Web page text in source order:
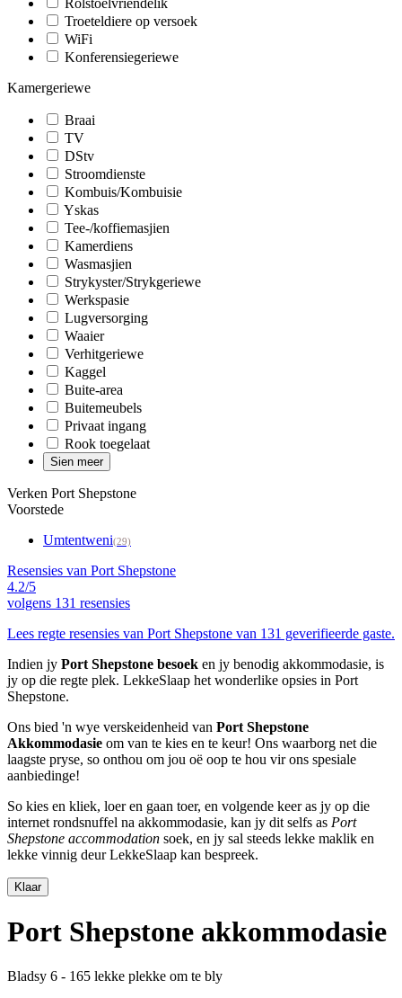
Troeteldiere op versoek
WiFi
Konferensiegeriewe
Kamergeriewe
Braai
TV
DStv
Stroomdienste
Kombuis/Kombuisie
Yskas
Tee-/koffiemasjien
Kamerdiens
Wasmasjien
Strykyster/Strykgeriewe
Werkspasie
Lugversorging
Waaier
Verhitgeriewe
Kaggel
Buite-area
Buitemeubels
Privaat ingang
Rook toegelaat
Sien meer
Verken Port Shepstone
Voorstede
Umtentweni(29)
Resensies van Port Shepstone
4.2/5
volgens 131 resensies
Lees regte resensies van Port Shepstone van 131 geverifieerde gaste.
Indien jy Port Shepstone besoek en jy benodig akkommodasie, is
jy op die regte plek. LekkeSlaap het wonderlike opsies in Port
Shepstone.
Ons bied 'n wye verskeidenheid van Port Shepstone
Akkommodasie om van te kies en te keur! Ons waarborg net die
laagste pryse, so onthou om jou oë oop te hou vir ons spesiale
aanbiedinge!
So kies en kliek, loer en gaan toer, en volgende keer as jy op die
internet rondsnuffel na akkommodasie, kan jy dit selfs as Port
Shepstone accommodation soek, en jy sal steeds lekke maklik en
lekke vinnig deur LekkeSlaap kan bespreek.
Klaar
Port Shepstone akkommodasie
Bladsy 6 - 165 lekke plekke om te bly